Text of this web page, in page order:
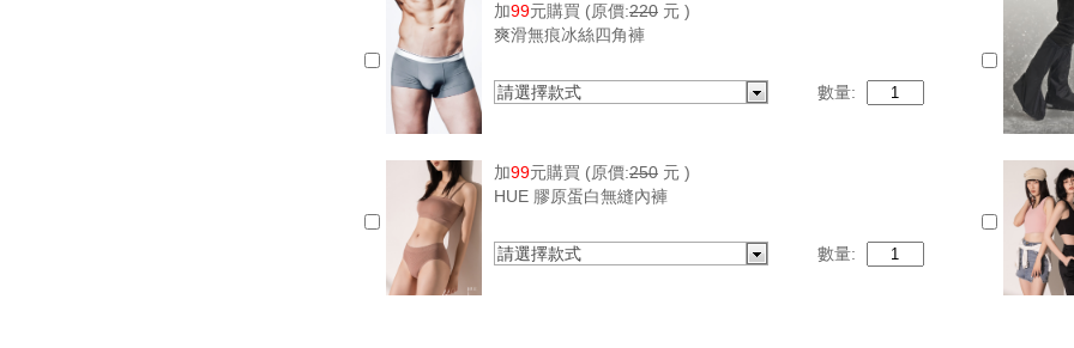
加99元購買 (原價:220 元 )
爽滑無痕冰絲四角褲
請選擇款式 數量:
加99元購買 (原價:250 元 )
HUE 膠原蛋白無縫內褲
請選擇款式 數量: